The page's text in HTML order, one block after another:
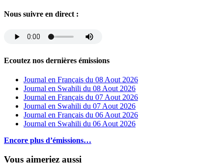
Nous suivre en direct :
Ecoutez nos dernières émissions
Journal en Français du 08 Aout 2026
Journal en Swahili du 08 Aout 2026
Journal en Français du 07 Aout 2026
Journal en Swahili du 07 Aout 2026
Journal en Français du 06 Aout 2026
Journal en Swahili du 06 Aout 2026
Encore plus d’émissions…
Vous aimeriez aussi